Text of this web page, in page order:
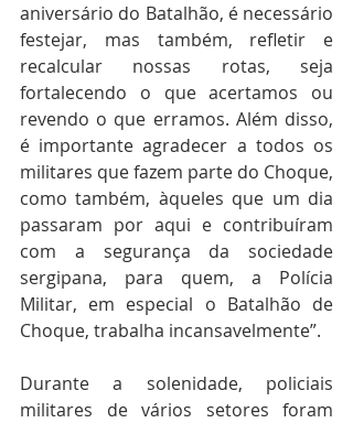
aniversário do Batalhão, é necessário
festejar, mas também, refletir e
recalcular nossas rotas, seja
fortalecendo o que acertamos ou
revendo o que erramos. Além disso,
é importante agradecer a todos os
militares que fazem parte do Choque,
como também, àqueles que um dia
passaram por aqui e contribuíram
com a segurança da sociedade
sergipana, para quem, a Polícia
Militar, em especial o Batalhão de
Choque, trabalha incansavelmente”.
Durante a solenidade, policiais
militares de vários setores foram